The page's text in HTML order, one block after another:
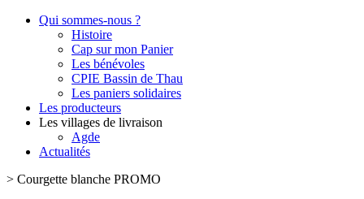
Qui sommes-nous ?
Histoire
Cap sur mon Panier
Les bénévoles
CPIE Bassin de Thau
Les paniers solidaires
Les producteurs
Les villages de livraison
Agde
Actualités
> Courgette blanche PROMO